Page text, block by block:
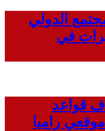
الدولي
في
قواعد
راميا